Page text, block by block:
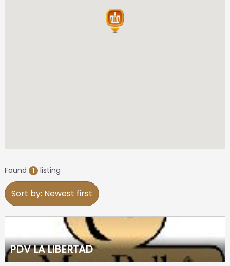
Found 1 listing
Sort by: Newest first
PDV LA LIBERTAD